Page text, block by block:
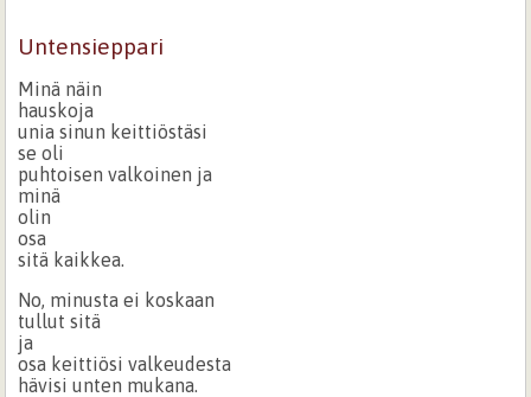
Untensieppari
Minä näin
hauskoja
unia sinun keittiöstäsi
se oli
puhtoisen valkoinen ja
minä
olin
osa
sitä kaikkea.
No, minusta ei koskaan
tullut sitä
ja
osa keittiösi valkeudesta
hävisi unten mukana.